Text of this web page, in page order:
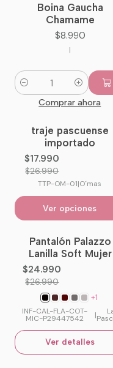
NuevoBoina Gaucha
Chamame
$8.990
|
Cantidad
Comprar ahora
-33%OFF
traje pascuense
importado
$17.990
$26.990
TTP-OM-01|O´mas
Ver opciones
-7%OFF
No disponible
Pantalón Palazzo
Lanilla Soft Mujer
$24.990
$26.990
+1
INF-CAL-FLA-COT-
MIC-P29447542 |
Ver detalles